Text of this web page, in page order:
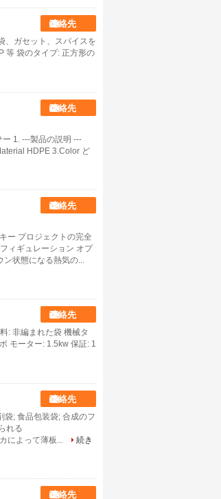
連絡先
、ガセット、スパイスを
等 袋のタイプ: 正方形の
連絡先
1. ---製品の説明 ---
HDPE 3.Color ど
連絡先
ー プロジェクトの完全
ィギュレーション オプ
ン状態になる熱気の...
連絡先
: 非編まれた袋 機械タ
モーター: 1.5kw 保証: 1
連絡先
袋; 食品包装袋; 合成のフ
れる
によって薄板...
続き
連絡先